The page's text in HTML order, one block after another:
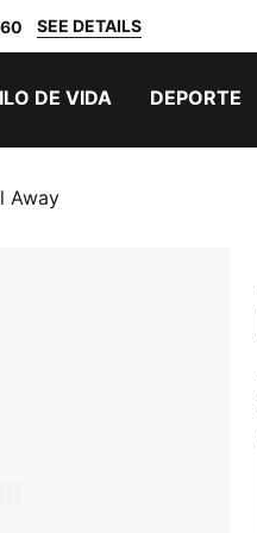
SEE DETAILS
DE VIDA DEPORTE
Away